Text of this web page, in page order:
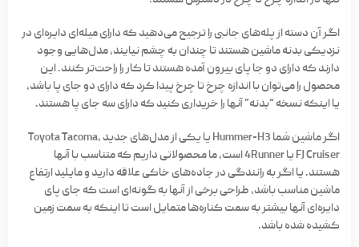
اگر آن دسته از پله‌های جانبی را ترجیح می‌دهید که دارای میله‌ای دایره‌ای در
نزدیکی بدنه ماشین هستند تا چندان به چشم نیایند، مدل‌هایی وجود
دارند که دارای دو جا پای بیرون آمده هستند تا کار را راحت‌تر کنند. این
محصول را می‌توان با اندازه چرخ تا چرخ پیدا کرد که دارای دو جای پا باشد،
یا اینکه نسخه “بدنه” آنها را خریداری کنید که دارای سه جای پا هستند.
اگر ماشین شما Hummer-H3 یا یکی از مدل‌های جدید Toyota Tacoma،
FJ Cruiser یا 4Runner است، ما محصولاتی داریم که متناسب با آنها
هستند. یا اگر به رانندگی در جاده‌های خاکی علاقه دارید و مایلید ارتفاع
ماشین مناسب باشد، طراحی برخی از آنها به گونه‌ای است که جای پای
دایره‌ای آنها بیشتر به سمت کناره‌ها متمایل است تا اینکه به سمت زمین
کشیده شده باشد.